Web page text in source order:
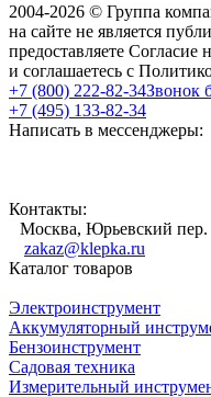
2004-2026 © Группа
на сайте не является
предоставляете
и соглашаетесь с
+7 (800) 222-82-34Звонок
+7 (495) 133-82-34
Написать в мессенджеры:
Контакты:
Москва, Юрьевский пер.
zakaz@klepka.ru
Каталог товаров
Электроинструмент
Аккумуляторный
Бензоинструмент
Садовая техника
Измерительный